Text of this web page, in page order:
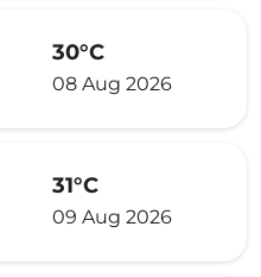
30°C
08 Aug 2026
31°C
09 Aug 2026